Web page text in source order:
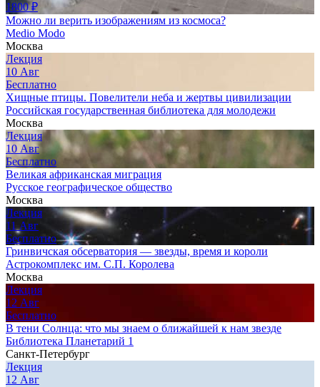
1800₽
Можно ли верить изображениям из космоса?
Medio Modo
Москва
Лекция
10 Авг
Бесплатно
Хищные птицы. Повелители неба и жертвы цивилизации
Российская государственная библиотека для молодежи
Москва
Лекция
10 Авг
Бесплатно
Великая африканская миграция
Русское географическое общество
Москва
Лекция
11 Авг
Бесплатно
Гринвичская обсерватория — звезды, время и короли
Астрокомплекс им. С.П. Королева
Москва
Лекция
12 Авг
Бесплатно
В тени Солнца: что мы знаем о ближайшей к нам звезде
Библиотека Планетарий 1
Санкт-Петербург
Лекция
12 Авг